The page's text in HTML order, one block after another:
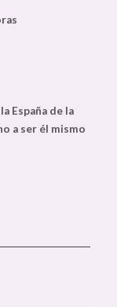
España de la
a ser él mismo